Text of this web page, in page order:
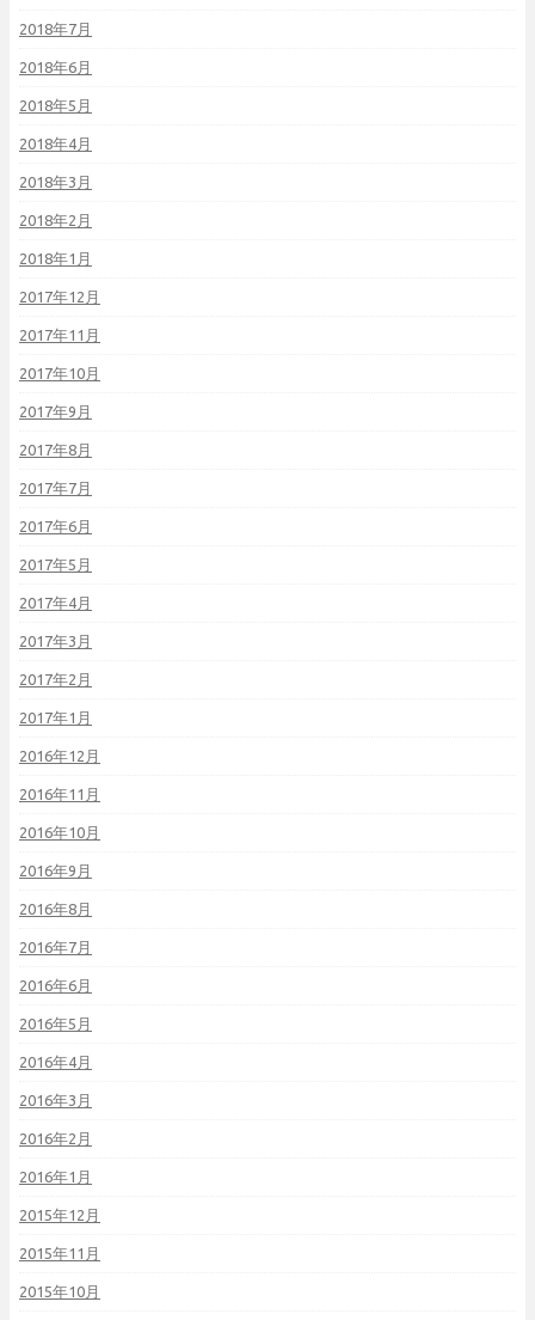
2018年7月
2018年6月
2018年5月
2018年4月
2018年3月
2018年2月
2018年1月
2017年12月
2017年11月
2017年10月
2017年9月
2017年8月
2017年7月
2017年6月
2017年5月
2017年4月
2017年3月
2017年2月
2017年1月
2016年12月
2016年11月
2016年10月
2016年9月
2016年8月
2016年7月
2016年6月
2016年5月
2016年4月
2016年3月
2016年2月
2016年1月
2015年12月
2015年11月
2015年10月